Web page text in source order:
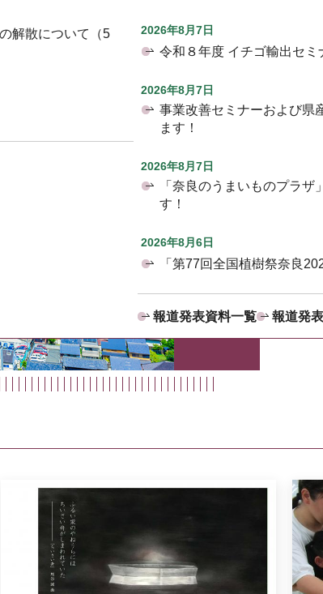
解散について（5
2026年8月7日
令和８年度 イチゴ輸出セミ
2026年8月7日
事業改善セミナーおよび県
ます！
2026年8月7日
「奈良のうまいものプラ
す！
2026年8月6日
「第77回全国植樹祭奈良
報道発表資料一覧 報道発